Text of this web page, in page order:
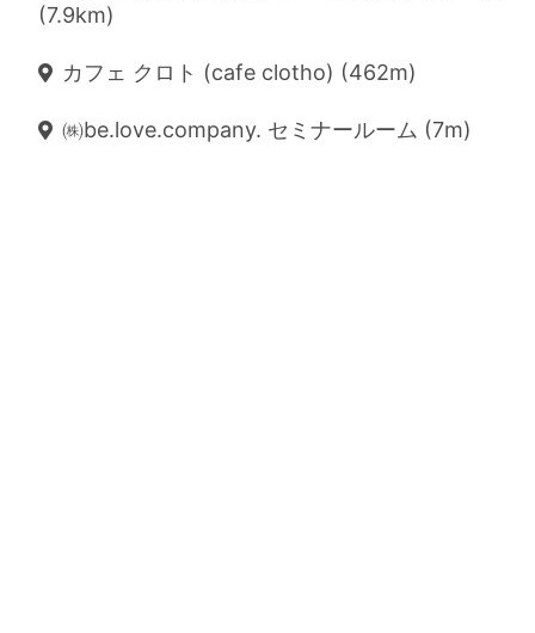
(7.9km)
カフェ クロト (cafe clotho) (462m)
㈱be.love.company. セミナールーム (7m)